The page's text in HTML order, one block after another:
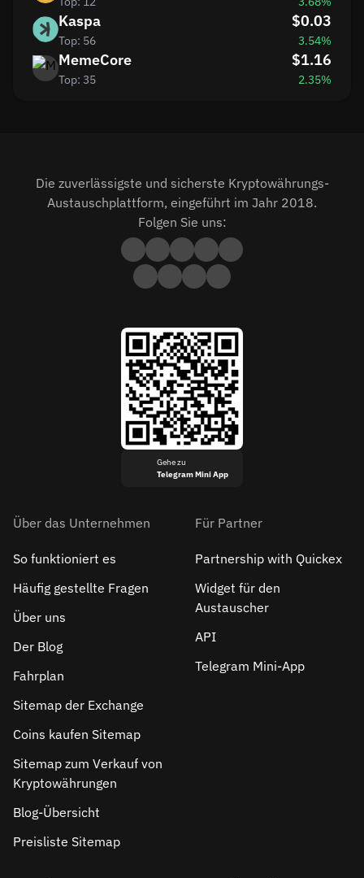
Kaspa
Top: 56
$0.03
3.54%
MemeCore
Top: 35
$1.16
2.35%
Die zuverlässigste und sicherste Kryptowährungs-
Austauschplattform, eingeführt im Jahr 2018.
Folgen Sie uns:
Gehe zu
Telegram Mini App
Über das Unternehmen
So funktioniert es
Häufig gestellte Fragen
Über uns
Der Blog
Fahrplan
Sitemap der Exchange
Coins kaufen Sitemap
Sitemap zum Verkauf von
Kryptowährungen
Blog-Übersicht
Preisliste Sitemap
Für Partner
Partnership with Quickex
Widget für den
Austauscher
API
Telegram Mini-App